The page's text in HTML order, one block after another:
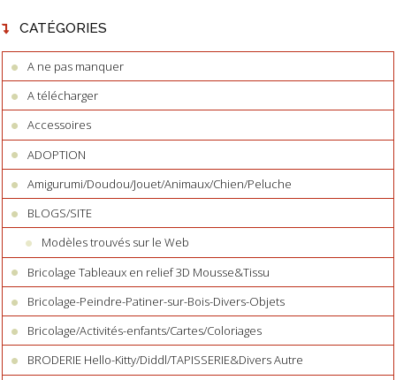
CATÉGORIES
A ne pas manquer
A télécharger
Accessoires
ADOPTION
Amigurumi/Doudou/Jouet/Animaux/Chien/Peluche
BLOGS/SITE
Modèles trouvés sur le Web
Bricolage Tableaux en relief 3D Mousse&Tissu
Bricolage-Peindre-Patiner-sur-Bois-Divers-Objets
Bricolage/Activités-enfants/Cartes/Coloriages
BRODERIE Hello-Kitty/Diddl/TAPISSERIE&Divers Autre